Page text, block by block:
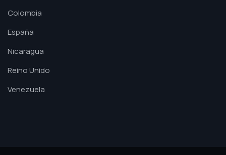
Colombia
España
Nicaragua
Reino Unido
Venezuela